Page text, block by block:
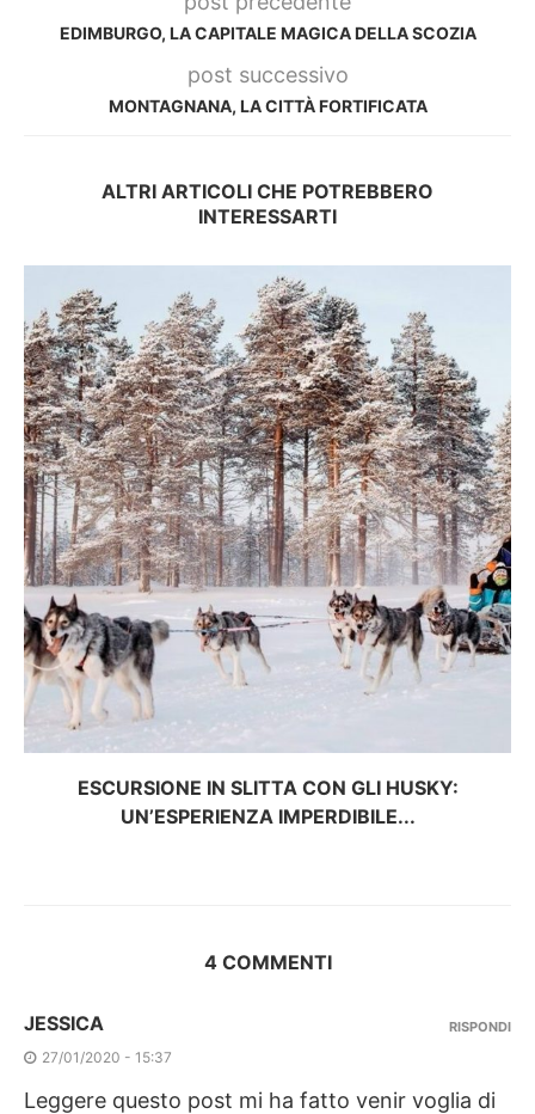
EDIMBURGO, LA CAPITALE MAGICA DELLA SCOZIA
post successivo
MONTAGNANA, LA CITTÀ FORTIFICATA
ALTRI ARTICOLI CHE POTREBBERO
INTERESSARTI
ESCURSIONE IN SLITTA CON GLI HUSKY:
UN’ESPERIENZA IMPERDIBILE...
4 COMMENTI
JESSICA
27/01/2020 - 15:37
Leggere questo post mi ha fatto venir voglia di
RISPONDI